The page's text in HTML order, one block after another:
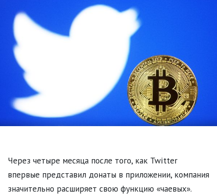
Через четыре месяца после того, как Twitter
впервые представил донаты в приложении, компания
значительно расширяет свою функцию «чаевых».